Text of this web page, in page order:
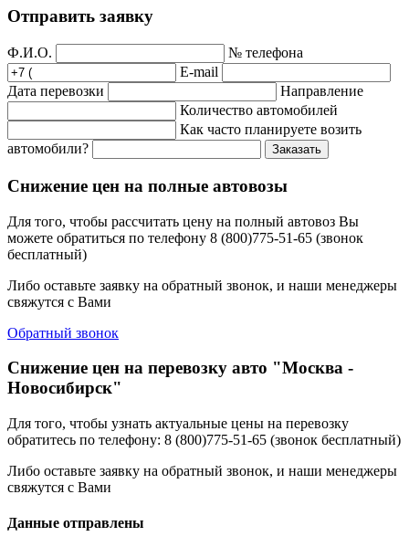
Отправить заявку
Ф.И.О.
№ телефона
E-mail
Дата перевозки
Направление
Количество автомобилей
Как часто планируете возить
автомобили?
Заказать
Снижение цен на полные автовозы
Для того, чтобы рассчитать цену на полный автовоз Вы
можете обратиться по телефону 8 (800)775-51-65 (звонок
бесплатный)
Либо оставьте заявку на обратный звонок, и наши менеджеры
свяжутся с Вами
Обратный звонок
Снижение цен на перевозку авто "Москва -
Новосибирск"
Для того, чтобы узнать актуальные цены на перевозку
обратитесь по телефону: 8 (800)775-51-65 (звонок бесплатный)
Либо оставьте заявку на обратный звонок, и наши менеджеры
свяжутся с Вами
Данные отправлены